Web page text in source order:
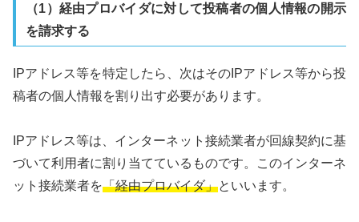
（1）経由プロバイダに対して投稿者の個人情報の開示
を請求する
IPアドレス等を特定したら、次はそのIPアドレス等から投
稿者の個人情報を割り出す必要があります。
IPアドレス等は、インターネット接続業者が回線契約に基
づいて利用者に割り当てているものです。このインターネ
ット接続業者を「経由プロバイダ」といいます。